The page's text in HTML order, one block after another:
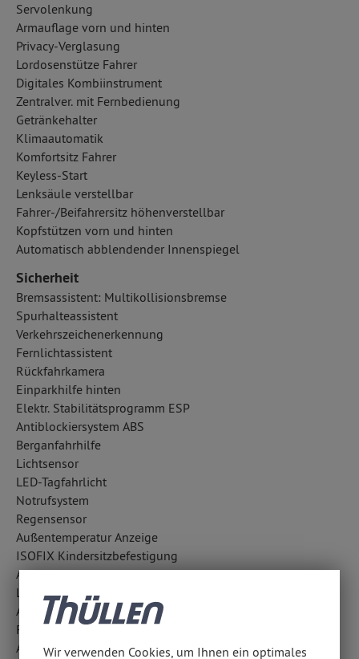
Servolenkung
Armauflage vorn und hinten
Privacy-Verglasung
Lordosenstütze Fahrer
Digitales Kombiinstrument
Zentralver. mit Fernbedienung
Getränkehalter
Klimaautomatik
Komfortsitz Fahrer
Keyless-Start
Lenksäule verstellbar
Fahrer-/Beifahrersitz höhenverstellbar
Kopfstützen vorn und hinten
Automatisch abblendender Innenspiegel
Sicherheit
Bremsassistent: Multikollisionsbremse
Spurhalteassistent
Verkehrszeichenerkennung
Fernlichtassistent
Rückfahrkamera
Einparkhilfe hinten
Elektr. Stabilitätsprogramm ESP
Antiblockiersystem ABS
Berganfahrhilfe
Lichtsensor
LED-Tagfahrlicht
Notrufsystem
Regensensor
Außentemperatur Anzeige
ISOFIX Kindersitzbefestigung
Antriebsschlupfregelung ASR
LED-Scheinwerfer
Active Safety Brake Plus
Frontkamera
Aufmerksamkeitsassistent
Wir verwenden Cookies, um Ihnen ein optimales